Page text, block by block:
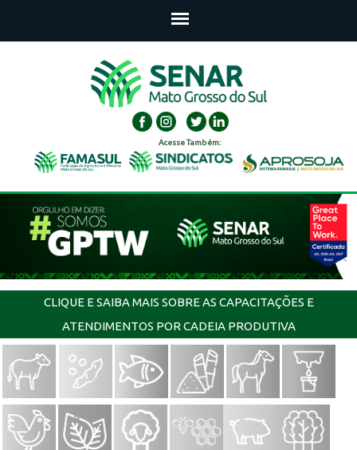
Acesse Também:
CLIQUE E SAIBA MAIS SOBRE AS CAPACITAÇÕES E
ATENDIMENTOS POR CADEIA PRODUTIVA